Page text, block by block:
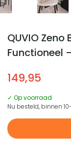
QUVIO
Functioneel
149,95
✓ Op voorraad
Nu besteld, binnen